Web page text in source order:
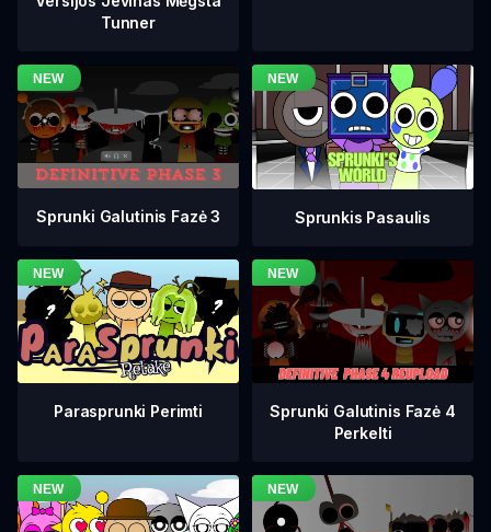
Tunner
Sprunki Galutinis Fazė 3 Sprunkis Pasaulis
Parasprunki Perimti
Sprunki Galutinis Fazė 4
Perkelti